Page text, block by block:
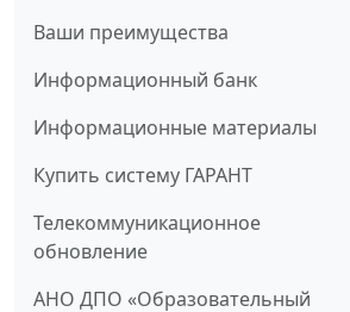
Ваши преимущества
Информационный банк
Информационные материалы
Купить систему ГАРАНТ
Телекоммуникационное
обновление
АНО ДПО «Образовательный